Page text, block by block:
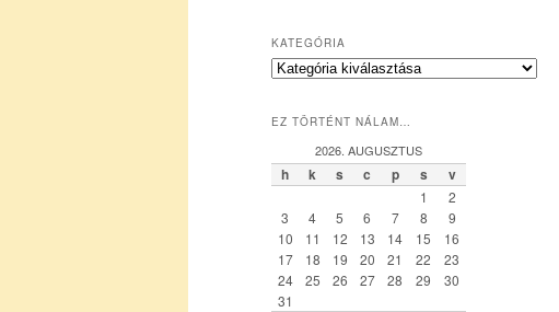
KATEGÓRIA
K
e
r
EZ TÖRTÉNT NÁLAM…
2026. AUGUSZTUS
h k s c p s v
1
2
3
4 5 6 7 8
9
10
11 12 13 14 15
16
17
18 19 20 21 22
23
24
25 26 27 28 29
30
31